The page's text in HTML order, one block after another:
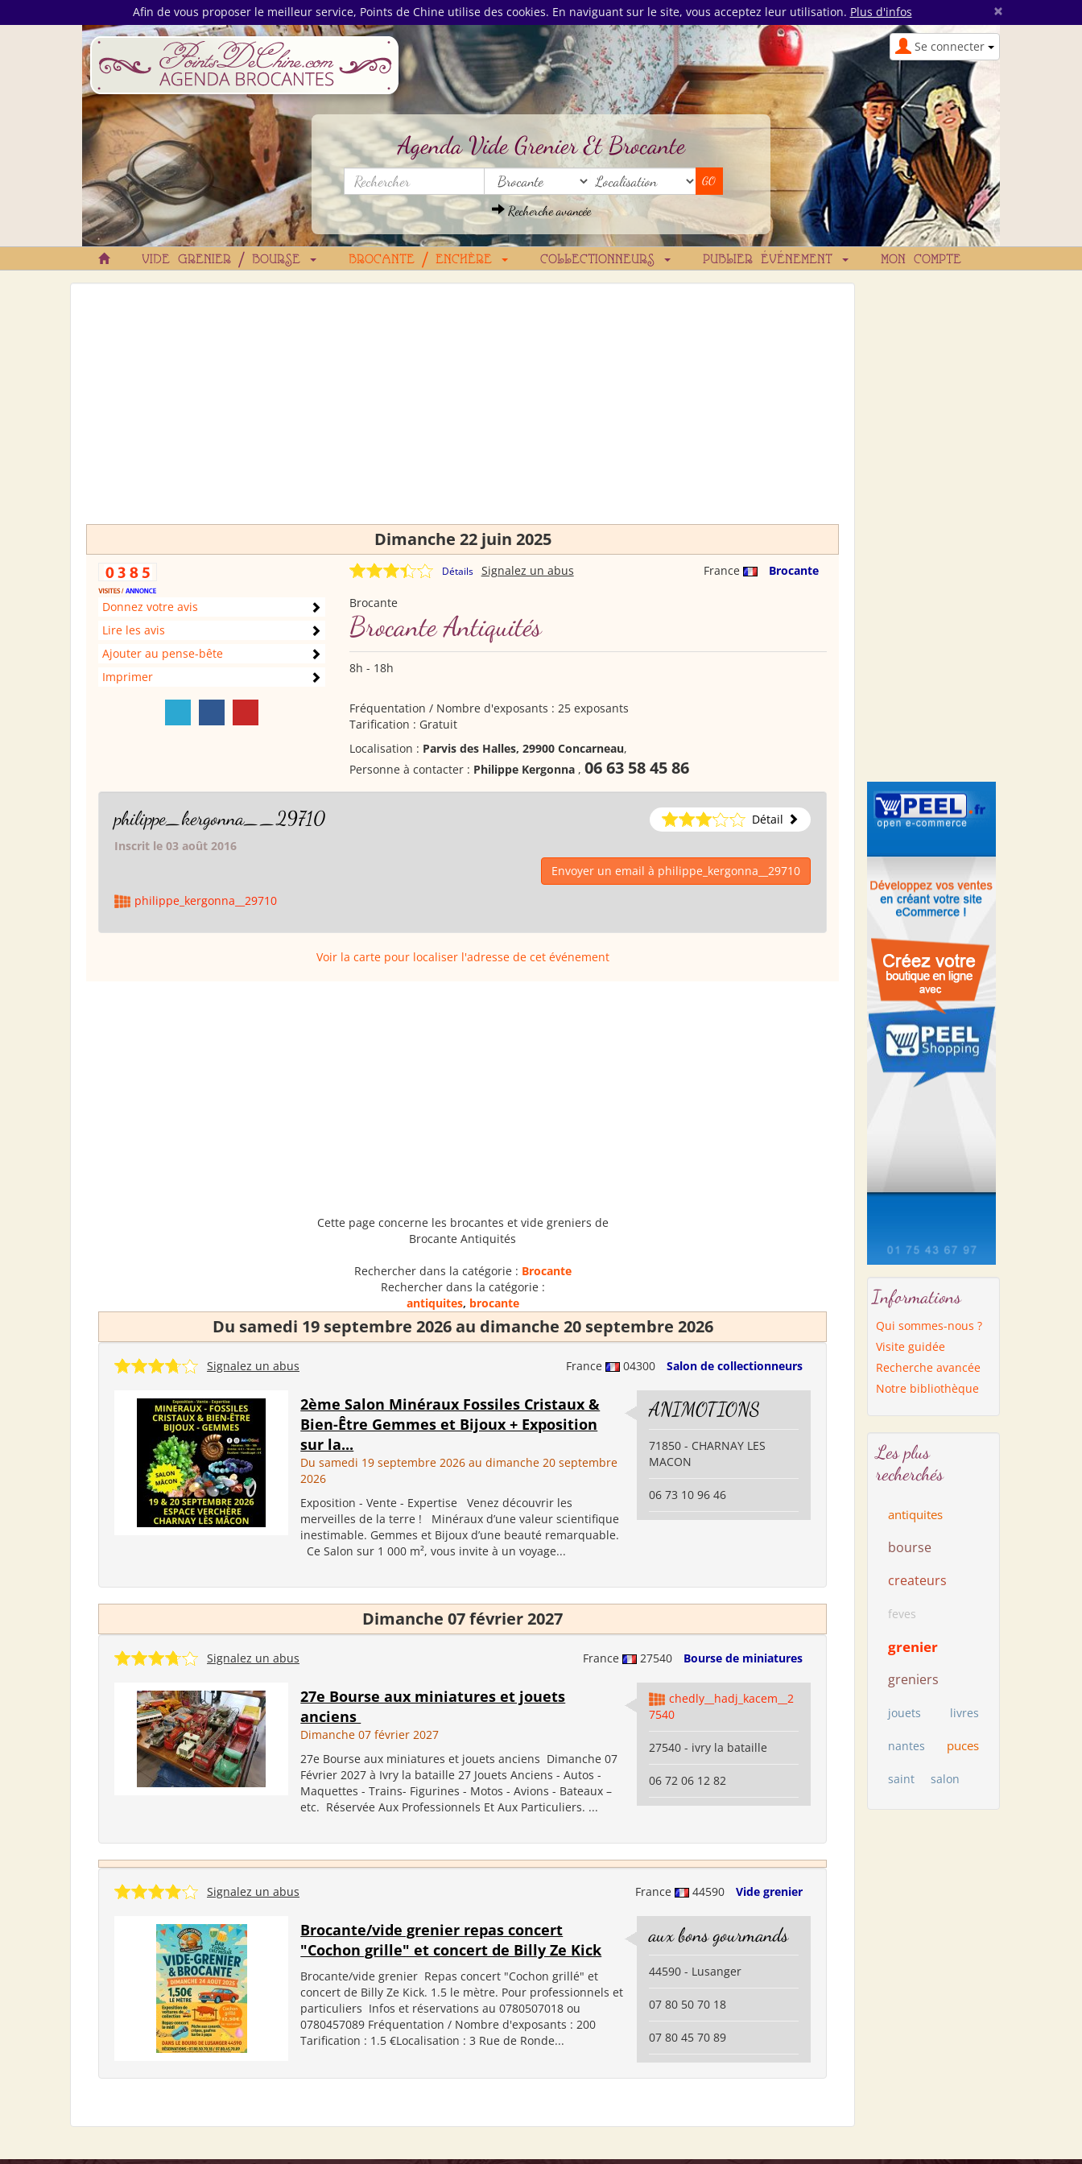
Afin de vous proposer le meilleur service, Points de Chine utilise des cookies. En naviguant sur le site, vous acceptez leur utilisation. Plus d'infos ×
Se connecter
Agenda Vide Grenier Et Brocante
Recherche avancée
VIDE GRENIER / BOURSE BROCANTE / ENCHÈRE COLLECTIONNEURS PUBLIER ÉVÉNEMENT MON COMPTE
Dimanche 22 juin 2025
Donnez votre avis
Lire les avis
Ajouter au pense-bête
Imprimer
Détails France Brocante
Signalez un abus
Brocante
Brocante Antiquités
8h - 18h
Fréquentation / Nombre d'exposants : 25 exposants
Tarification : Gratuit
Localisation : Parvis des Halles, 29900 Concarneau,
Personne à contacter : Philippe Kergonna , 06 63 58 45 86
philippe_kergonna__29710
Détail
Inscrit le 03 août 2016
Envoyer un email à philippe_kergonna__29710
philippe_kergonna__29710
Voir la carte pour localiser l'adresse de cet événement
Cette page concerne les brocantes et vide greniers de
Brocante Antiquités
Rechercher dans la catégorie : Brocante
Rechercher dans la catégorie :
antiquites, brocante
Du samedi 19 septembre 2026 au dimanche 20 septembre 2026
France 04300 Salon de collectionneurs
Signalez un abus
2ème Salon Minéraux Fossiles Cristaux &
Bien-Être Gemmes et Bijoux + Exposition
sur la...
Du samedi 19 septembre 2026 au dimanche 20 septembre
2026
Exposition - Vente - Expertise Venez découvrir les
merveilles de la terre ! Minéraux d’une valeur scientifique
inestimable. Gemmes et Bijoux d’une beauté remarquable.
Ce Salon sur 1 000 m², vous invite à un voyage...
ANIMOTIONS
71850 - CHARNAY LES
MACON
06 73 10 96 46
Dimanche 07 février 2027
France 27540 Bourse de miniatures
Signalez un abus
27e Bourse aux miniatures et jouets
anciens
Dimanche 07 février 2027
27e Bourse aux miniatures et jouets anciens Dimanche 07
Février 2027 à Ivry la bataille 27 Jouets Anciens - Autos -
Maquettes - Trains- Figurines - Motos - Avions - Bateaux –
etc. Réservée Aux Professionnels Et Aux Particuliers. ...
chedly__hadj_kacem__2
7540
27540 - ivry la bataille
06 72 06 12 82
France 44590 Vide grenier
Signalez un abus
Brocante/vide grenier repas concert
"Cochon grille" et concert de Billy Ze Kick
Brocante/vide grenier Repas concert "Cochon grillé" et
concert de Billy Ze Kick. 1.5 le mètre. Pour professionnels et
particuliers Infos et réservations au 0780507018 ou
0780457089 Fréquentation / Nombre d'exposants : 200
Tarification : 1.5 €Localisation : 3 Rue de Ronde...
aux bons gourmands
44590 - Lusanger
07 80 50 70 18
07 80 45 70 89
Informations
Qui sommes-nous ?
Visite guidée
Recherche avancée
Notre bibliothèque
Les plus
recherchés
antiquites
bourse
createurs
feves
grenier
greniers
jouets livres
nantes puces
saint salon